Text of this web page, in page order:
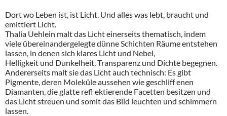
Dort wo Leben ist, ist Licht. Und alles was lebt, braucht und
emittiert Licht.
Thalia Uehlein malt das Licht einerseits thematisch, indem
viele übereinandergelegte dünne Schichten Räume entstehen
lassen, in denen sich klares Licht und Nebel,
Helligkeit und Dunkelheit, Transparenz und Dichte begegnen.
Andererseits malt sie das Licht auch technisch: Es gibt
Pigmente, deren Moleküle aussehen wie geschliff enen
Diamanten, die glatte refl ektierende Facetten besitzen und
das Licht streuen und somit das Bild leuchten und schimmern
lassen.